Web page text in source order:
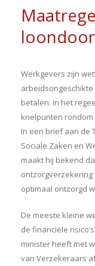
Werkgevers zijn
betalen. In het
knelpunten
In een brief aan de
Sociale Zaken en
maakt hij bekend
optimaal ontzorgd
De meeste kleine
de financiële
minister heeft met
van Verzekeraars